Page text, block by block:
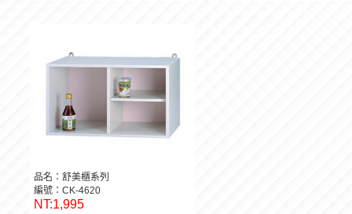
品名：舒美櫃系列
編號：CK-4620
NT:1,995